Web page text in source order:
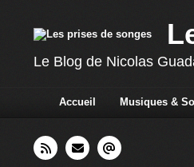
Le Blog de Nicolas
Accueil Musiques &